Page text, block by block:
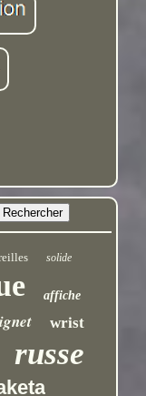
solide
affiche
wrist
russe